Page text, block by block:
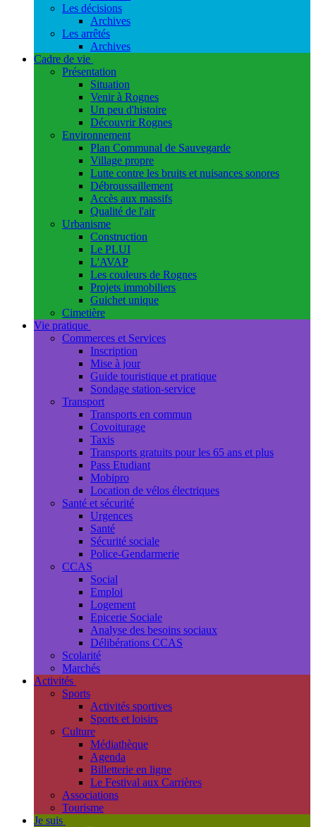
Les décisions
Archives
Les arrêtés
Archives
Cadre de vie
Présentation
Situation
Venir à Rognes
Un peu d'histoire
Découvrir Rognes
Environnement
Plan Communal de Sauvegarde
Village propre
Lutte contre les bruits et nuisances sonores
Débroussaillement
Accès aux massifs
Qualité de l'air
Urbanisme
Construction
Le PLUI
L'AVAP
Les couleurs de Rognes
Projets immobiliers
Guichet unique
Cimetière
Vie pratique
Commerces et Services
Inscription
Mise à jour
Guide touristique et pratique
Sondage station-service
Transport
Transports en commun
Covoiturage
Taxis
Transports gratuits pour les 65 ans et plus
Pass Etudiant
Mobipro
Location de vélos électriques
Santé et sécurité
Urgences
Santé
Sécurité sociale
Police-Gendarmerie
CCAS
Social
Emploi
Logement
Epicerie Sociale
Analyse des besoins sociaux
Délibérations CCAS
Scolarité
Marchés
Activités
Sports
Activités sportives
Sports et loisirs
Culture
Médiathèque
Agenda
Billetterie en ligne
Le Festival aux Carrières
Associations
Tourisme
Je suis